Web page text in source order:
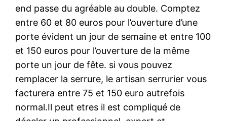
end passe du agréable au double. Comptez
entre 60 et 80 euros pour l’ouverture d’une
porte évident un jour de semaine et entre 100
et 150 euros pour l’ouverture de la même
porte un jour de fête. si vous pouvez
remplacer la serrure, le artisan serrurier vous
facturera entre 75 et 150 euro autrefois
normal.Il peut etres il est compliqué de